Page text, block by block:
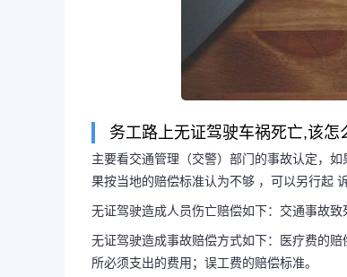
务工路上无证驾驶车祸死亡,该怎
主要看交通管理（交警）部门的事故认定，
果按当地的赔偿标准认为不够 ，可以另行起
无证驾驶造成人员伤亡赔偿如下：交通事故
无证驾驶造成事故赔偿方式如下：医疗费的
所必须支出的费用；误工费的赔偿标准。